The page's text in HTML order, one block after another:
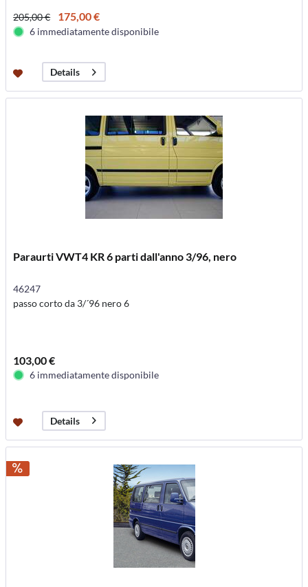
205,00 € 175,00 €
6 immediatamente disponibile
Details
Paraurti VWT4 KR 6 parti dall'anno 3/96, nero
46247
passo corto da 3/´96 nero 6
103,00 €
6 immediatamente disponibile
Details